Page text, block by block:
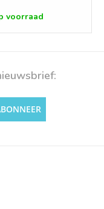
voorraad